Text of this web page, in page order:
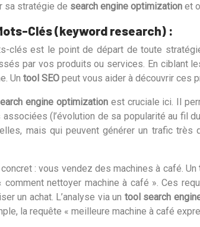
sa stratégie de search engine optimization et
Clés (keyword research) :
clés est le point de départ de toute
par vos produits ou services. En ciblant
Un tool SEO peut vous aider à découvrir ces
engine optimization est cruciale ici. Il
(l’évolution de sa popularité au fil
mais qui peuvent générer un trafic
: vous vendez des machines à café. Un
comment nettoyer machine à café ». Ces
un achat. L’analyse via un tool search
la requête « meilleure machine à café